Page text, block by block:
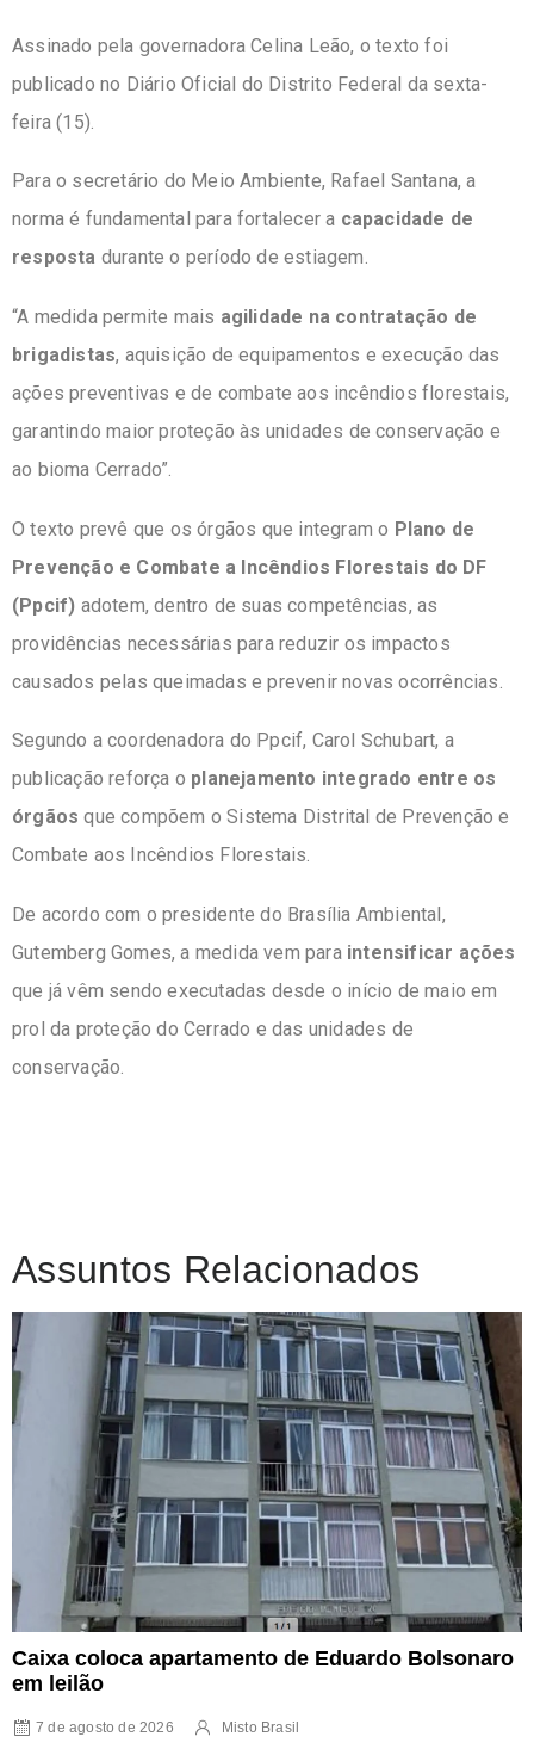
Assinado pela governadora Celina Leão, o texto foi
publicado no Diário Oficial do Distrito Federal da sexta-
feira (15).
Para o secretário do Meio Ambiente, Rafael Santana, a
norma é fundamental para fortalecer a capacidade de
resposta durante o período de estiagem.
“A medida permite mais agilidade na contratação de
brigadistas, aquisição de equipamentos e execução das
ações preventivas e de combate aos incêndios florestais,
garantindo maior proteção às unidades de conservação e
ao bioma Cerrado”.
O texto prevê que os órgãos que integram o Plano de
Prevenção e Combate a Incêndios Florestais do DF
(Ppcif) adotem, dentro de suas competências, as
providências necessárias para reduzir os impactos
causados pelas queimadas e prevenir novas ocorrências.
Segundo a coordenadora do Ppcif, Carol Schubart, a
publicação reforça o planejamento integrado entre os
órgãos que compõem o Sistema Distrital de Prevenção e
Combate aos Incêndios Florestais.
De acordo com o presidente do Brasília Ambiental,
Gutemberg Gomes, a medida vem para intensificar ações
que já vêm sendo executadas desde o início de maio em
prol da proteção do Cerrado e das unidades de
conservação.
Assuntos Relacionados
Caixa coloca apartamento de Eduardo Bolsonaro
em leilão
7 de agosto de 2026 Misto Brasil